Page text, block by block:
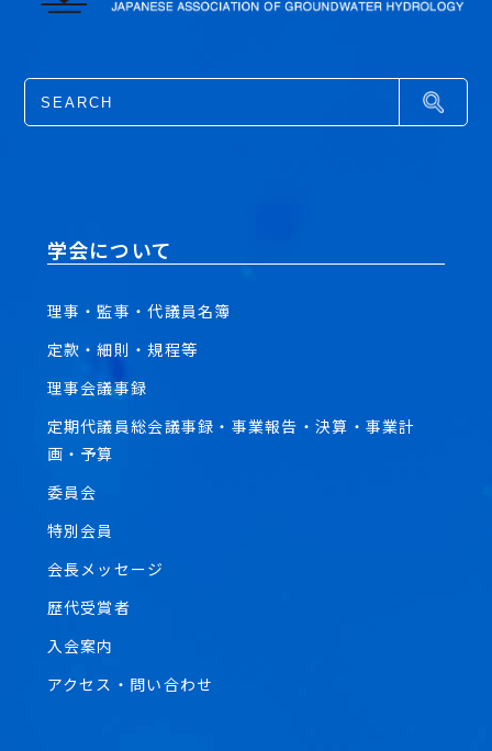
学会について
理事・監事・代議員名簿
定款・細則・規程等
理事会議事録
定期代議員総会議事録・事業報告・決算・事業計
画・予算
委員会
特別会員
会長メッセージ
歴代受賞者
入会案内
アクセス・問い合わせ